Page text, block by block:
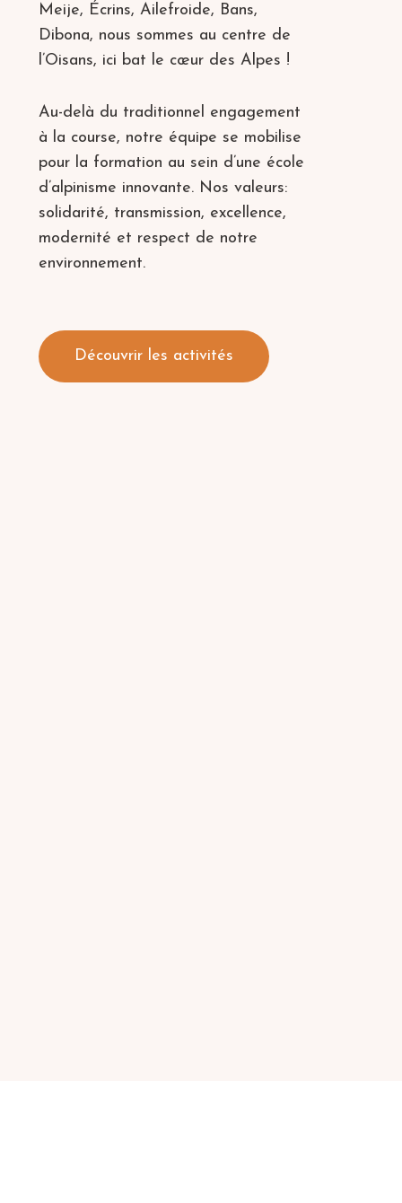
Meije, Écrins, Ailefroide, Bans,
Dibona, nous sommes au centre de
l’Oisans, ici bat le cœur des Alpes !
Au-delà du traditionnel engagement
à la course, notre équipe se mobilise
pour la formation au sein d’une école
d’alpinisme innovante. Nos valeurs:
solidarité, transmission, excellence,
modernité et respect de notre
environnement.
Découvrir les activités